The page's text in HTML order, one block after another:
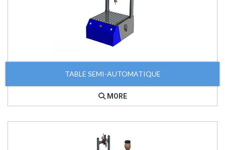
TABLE SEMI-AUTOMATIQUE
MORE